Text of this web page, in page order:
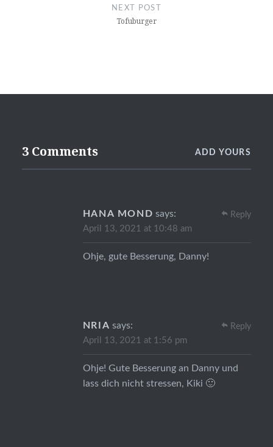
NEXT POST
Tofuburger
3 Comments ADD YOURS
HANA MOND says:
April 13, 2021 at 10:48 am
Ohje, gute Besserung, Danny!
Reply
NRIA says:
April 13, 2021 at 1:56 pm
Ohje! Gute Besserung an Danny und
lass dich nicht stressen, Kiki 🙂
Reply